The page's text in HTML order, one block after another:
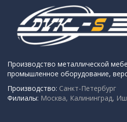
Производство металлической
промышленное оборудование,
Производство: Санкт-Петербург
Филиалы: Москва, Калининград,